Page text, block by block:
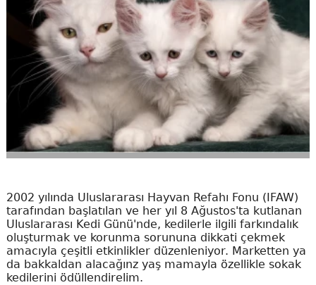
2002 yılında Uluslararası Hayvan Refahı Fonu (IFAW)
tarafından başlatılan ve her yıl 8 Ağustos'ta kutlanan
Uluslararası Kedi Günü'nde, kedilerle ilgili farkındalık
oluşturmak ve korunma sorununa dikkati çekmek
amacıyla çeşitli etkinlikler düzenleniyor. Marketten ya
da bakkaldan alacağınz yaş mamayla özellikle sokak
kedilerini ödüllendirelim.